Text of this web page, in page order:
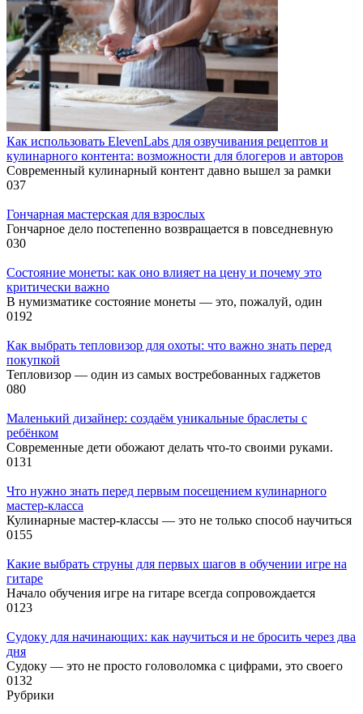
Как использовать ElevenLabs для озвучивания рецептов и
кулинарного контента: возможности для блогеров и авторов
Современный кулинарный контент давно вышел за рамки
037
Гончарная мастерская для взрослых
Гончарное дело постепенно возвращается в повседневную
030
Состояние монеты: как оно влияет на цену и почему это
критически важно
В нумизматике состояние монеты — это, пожалуй, один
0192
Как выбрать тепловизор для охоты: что важно знать перед
покупкой
Тепловизор — один из самых востребованных гаджетов
080
Маленький дизайнер: создаём уникальные браслеты с
ребёнком
Современные дети обожают делать что-то своими руками.
0131
Что нужно знать перед первым посещением кулинарного
мастер-класса
Кулинарные мастер-классы — это не только способ научиться
0155
Какие выбрать струны для первых шагов в обучении игре на
гитаре
Начало обучения игре на гитаре всегда сопровождается
0123
Судоку для начинающих: как научиться и не бросить через два
дня
Судоку — это не просто головоломка с цифрами, это своего
0132
Рубрики